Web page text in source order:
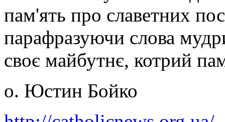
пам'ять про славетних
парафразуючи слова
своє майбутнє, котрий
о. Юстин Бойко